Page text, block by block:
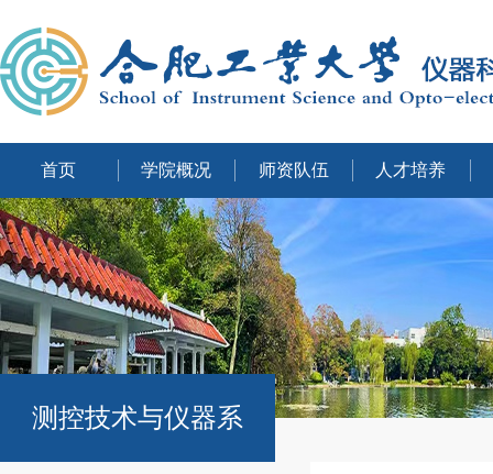
首页 学院概况 师资队伍 人才培养
测控技术与仪器系